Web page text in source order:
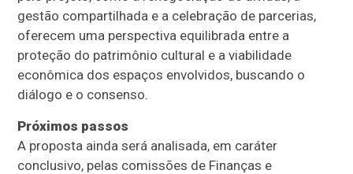
gestão compartilhada e a celebração de parcerias,
oferecem uma perspectiva equilibrada entre a
proteção do patrimônio cultural e a viabilidade
econômica dos espaços envolvidos, buscando o
diálogo e o consenso.
Próximos passos
A proposta ainda será analisada, em caráter
conclusivo, pelas comissões de Finanças e